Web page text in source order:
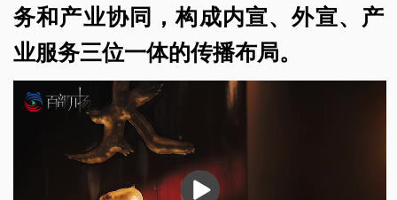
务和产业协同，构成内宣、外宣、产
业服务三位一体的传播布局。
播
放